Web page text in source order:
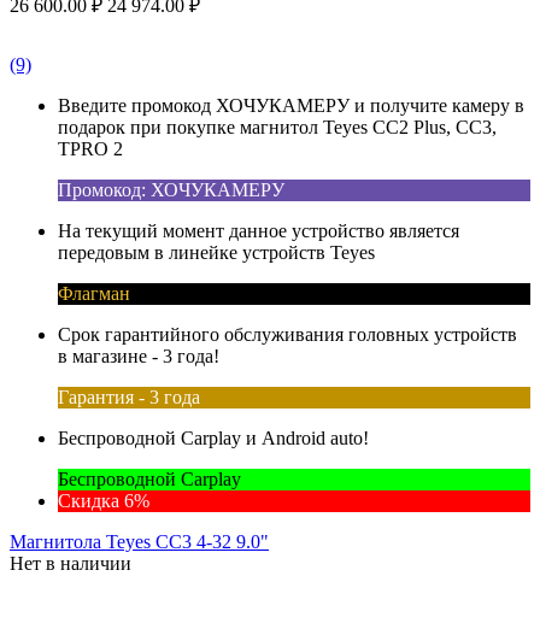
26 600.00 ₽ 24 974.00 ₽
(9)
Введите промокод ХОЧУКАМЕРУ и получите камеру в
подарок при покупке магнитол Teyes CC2 Plus, CC3,
TPRO 2
Промокод: ХОЧУКАМЕРУ
На текущий момент данное устройство является
передовым в линейке устройств Teyes
Флагман
Срок гарантийного обслуживания головных устройств
в магазине - 3 года!
Гарантия - 3 года
Беспроводной Carplay и Android auto!
Беспроводной Carplay
Скидка 6%
Магнитола Teyes CC3 4-32 9.0"
Нет в наличии